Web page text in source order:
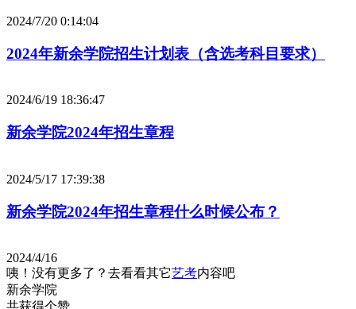
2024/7/20 0:14:04
2024年新余学院招生计划表（含选考科目要求）
2024/6/19 18:36:47
新余学院2024年招生章程
2024/5/17 17:39:38
新余学院2024年招生章程什么时候公布？
2024/4/16
咦！没有更多了？去看看其它艺考内容吧
新余学院